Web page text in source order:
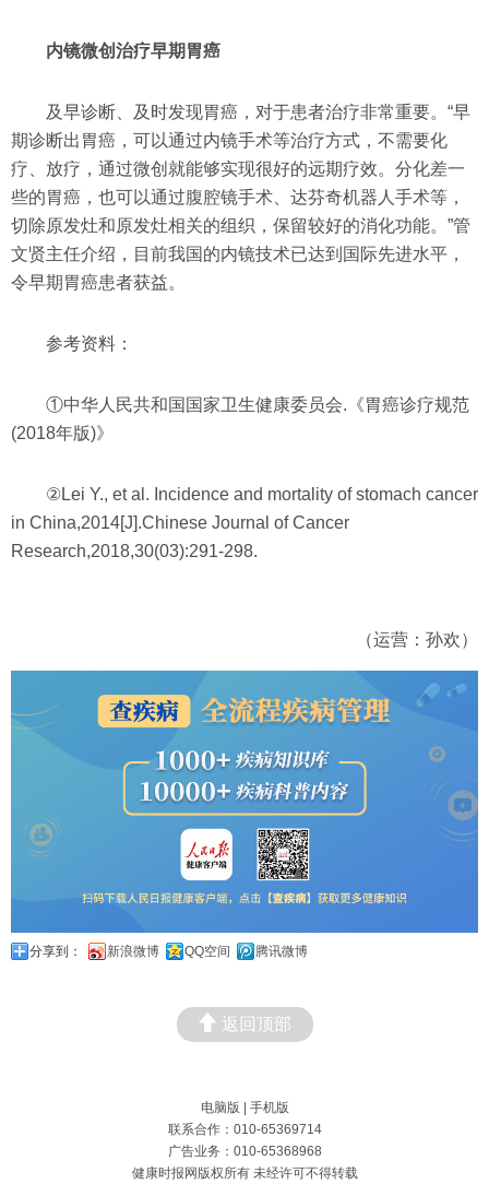
内镜微创治疗早期胃癌
及早诊断、及时发现胃癌，对于患者治疗非常重要。“早
期诊断出胃癌，可以通过内镜手术等治疗方式，不需要化
疗、放疗，通过微创就能够实现很好的远期疗效。分化差一
些的胃癌，也可以通过腹腔镜手术、达芬奇机器人手术等，
切除原发灶和原发灶相关的组织，保留较好的消化功能。”管
文贤主任介绍，目前我国的内镜技术已达到国际先进水平，
令早期胃癌患者获益。
参考资料：
①中华人民共和国国家卫生健康委员会.《胃癌诊疗规范
(2018年版)》
②Lei Y., et al. Incidence and mortality of stomach cancer
in China,2014[J].Chinese Journal of Cancer
Research,2018,30(03):291-298.
（运营：孙欢）
分享到： 新浪微博 QQ空间 腾讯微博
返回顶部
电脑版
手机版
联系合作：010-65369714
广告业务：010-65368968
健康时报网版权所有 未经许可不得转载